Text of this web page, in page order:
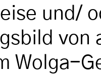
und/
von
Wolga-